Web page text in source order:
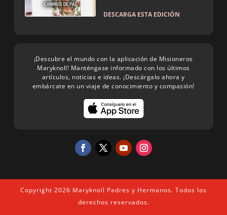
DESCARGA ESTA EDICIÓN
¡Descubre el mundo con la aplicación de Misioneros
Maryknoll! Manténgase informado con los últimos
artículos, noticias e ideas. ¡Descárgalo ahora y
embárcate en un viaje de conocimiento y compasión!
Copyright 2026 Maryknoll Padres y Hermanos. Todos los
derechos reservados.